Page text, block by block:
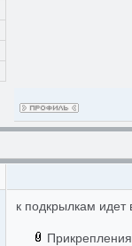
к подкрылкам идет